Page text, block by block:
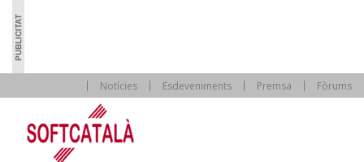
Notícies Esdeveniments Premsa Fòrums